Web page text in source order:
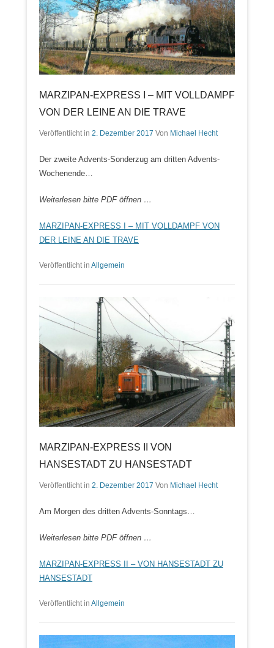
MARZIPAN-EXPRESS I – MIT VOLLDAMPF
VON DER LEINE AN DIE TRAVE
Veröffentlicht in 2. Dezember 2017 Von Michael Hecht
Der zweite Advents-Sonderzug am dritten Advents-
Wochenende…
Weiterlesen bitte PDF öffnen …
MARZIPAN-EXPRESS I – MIT VOLLDAMPF VON
DER LEINE AN DIE TRAVE
Veröffentlicht in Allgemein
MARZIPAN-EXPRESS II VON
HANSESTADT ZU HANSESTADT
Veröffentlicht in 2. Dezember 2017 Von Michael Hecht
Am Morgen des dritten Advents-Sonntags…
Weiterlesen bitte PDF öffnen …
MARZIPAN-EXPRESS II – VON HANSESTADT ZU
HANSESTADT
Veröffentlicht in Allgemein